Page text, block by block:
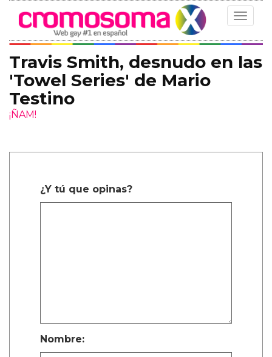
Toggle
Travis Smith, desnudo en las
'Towel Series' de Mario
Testino
¡ÑAM!
¿Y tú que opinas?
Nombre: